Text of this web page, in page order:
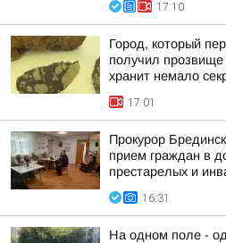
17:10
Город, который
получил прозвище
хранит немало
17:01
Прокурор
прием граждан в
престарелых и
16:31
На одном поле -